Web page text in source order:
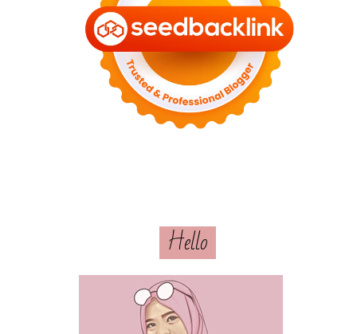
Hello